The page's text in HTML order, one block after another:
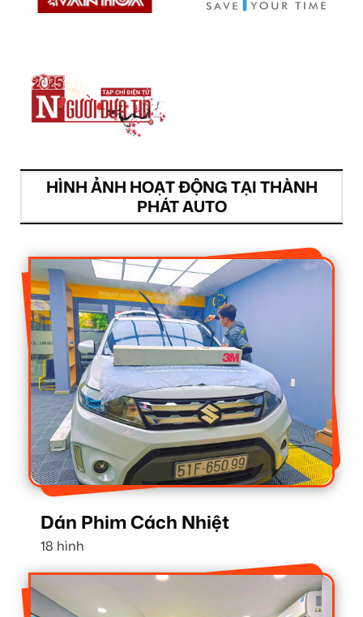
HÌNH ẢNH HOẠT ĐỘNG TẠI THÀNH
PHÁT AUTO
Dán Phim Cách Nhiệt
18 hình